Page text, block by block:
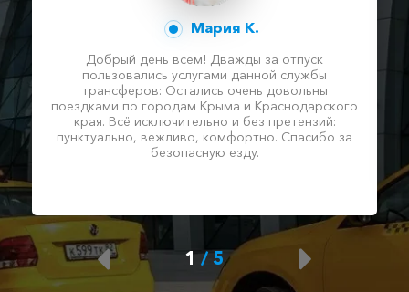
Мария К.
Добрый день всем! Дважды за отпуск
пользовались услугами данной службы
трансферов: Остались очень довольны
поездками по городам Крыма и Краснодарского
края. Всё исключительно и без претензий:
пунктуально, вежливо, комфортно. Спасибо за
безопасную езду.
1/ 5